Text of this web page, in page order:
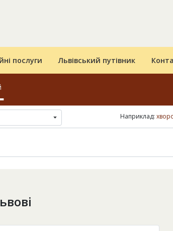
послуги Львівський путівник
Наприклад: